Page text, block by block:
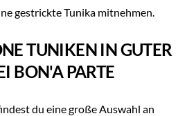
gestrickte Tunika mitnehmen.
TUNIKEN IN GUTER
BON'A PARTE
du eine große Auswahl an